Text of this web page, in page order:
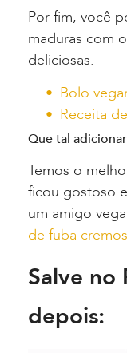
Por fim, você
maduras com
deliciosas.
Bolo
Receita
Que tal
Temos o
ficou gostoso
um amigo
de fuba
Salve no
depois: